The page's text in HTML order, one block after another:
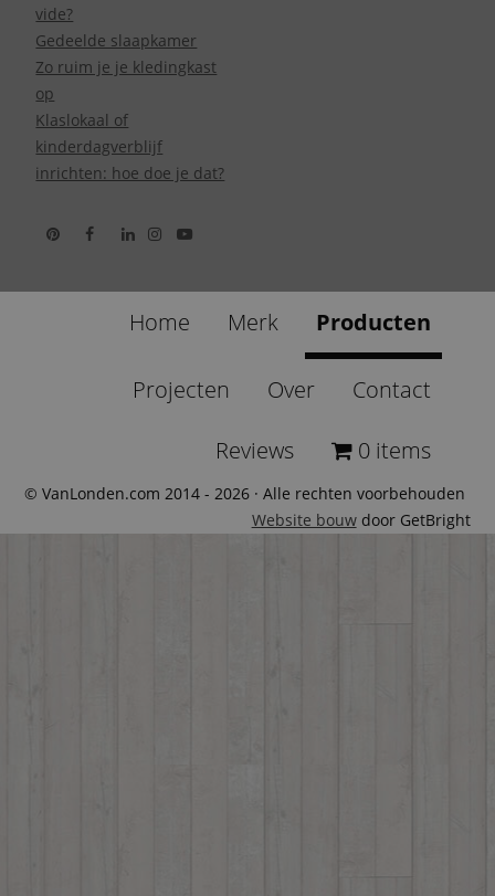
vide?
Gedeelde slaapkamer
Zo ruim je je kledingkast
op
Klaslokaal of
kinderdagverblijf
inrichten: hoe doe je dat?
Home Merk Producten
Projecten Over Contact
Reviews 0 items
© VanLonden.com 2014 - 2026 · Alle rechten voorbehouden
Website bouwdoor GetBright